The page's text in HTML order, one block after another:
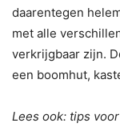
daarentegen
met alle
verkrijgbaar zijn.
een boomhut,
Lees ook: tips